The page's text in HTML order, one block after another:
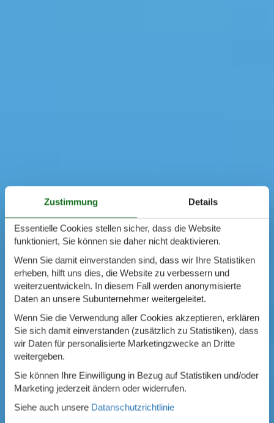
Zustimmung Details
Essentielle Cookies stellen sicher, dass die Website
funktioniert, Sie können sie daher nicht deaktivieren.
Wenn Sie damit einverstanden sind, dass wir Ihre Statistiken
erheben, hilft uns dies, die Website zu verbessern und
weiterzuentwickeln. In diesem Fall werden anonymisierte
Daten an unsere Subunternehmer weitergeleitet.
Wenn Sie die Verwendung aller Cookies akzeptieren, erklären
Sie sich damit einverstanden (zusätzlich zu Statistiken), dass
wir Daten für personalisierte Marketingzwecke an Dritte
weitergeben.
Sie können Ihre Einwilligung in Bezug auf Statistiken und/oder
Marketing jederzeit ändern oder widerrufen.
Siehe auch unsere Datanschutzrichtlinie